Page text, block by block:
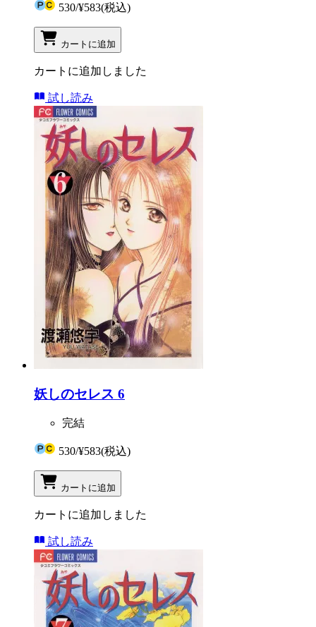
530/¥583(税込)
カートに追加
カートに追加しました
試し読み
妖しのセレス 6
完結
530/¥583(税込)
カートに追加
カートに追加しました
試し読み